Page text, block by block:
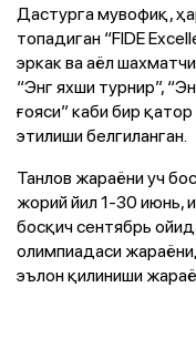
Дастурга мувофиқ,
топадиган “FIDE
эркак ва аёл
“Энг яхши турнир”,
ғояси” каби бир
этилиши белгиланган.
Танлов жараёни уч
жорий йил 1-30 июнь,
босқич сентябрь
олимпиадаси
эълон қилиниши